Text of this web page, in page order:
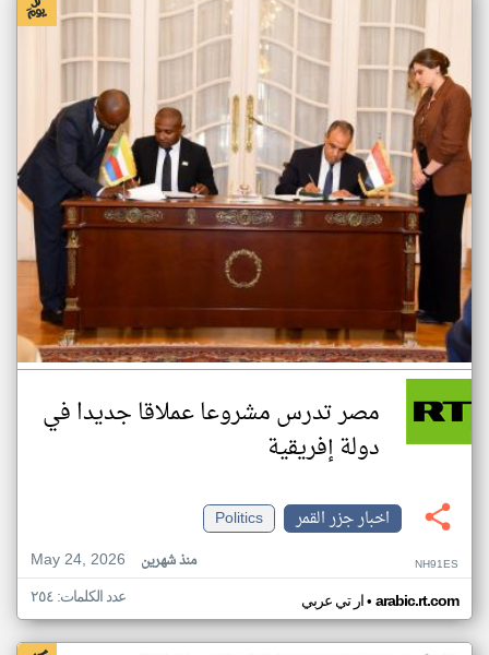
مصر تدرس مشروعا عملاقا جديدا في
دولة إفريقية
اخبار جزر القمر
Politics
May 24, 2026
منذ شهرين NH91ES
ار تي عربي• arabic.rt.com عدد الكلمات: ٢٥٤